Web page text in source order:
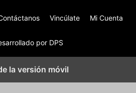
Vincúlate Mi Cuenta
por DPS
la versión móvil